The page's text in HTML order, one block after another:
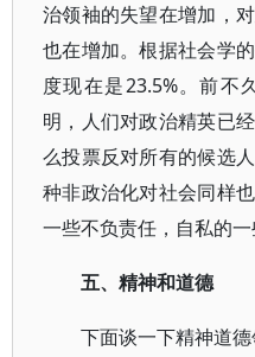
治领袖的失望在增加，
也在增加。根据社会学
度现在是23.5%。前不
明，人们对政治精英已
么投票反对所有的候选
种非政治化对社会同样
一些不负责任，自私的一
五、精神和道德
下面谈一下精神道德